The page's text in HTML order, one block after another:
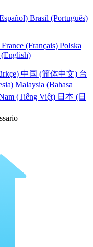
Brasil (Português)
France (Français) Polska
中国 (简体中文) 台
Malaysia (Bahasa
(Tiếng Việt) 日本 (日